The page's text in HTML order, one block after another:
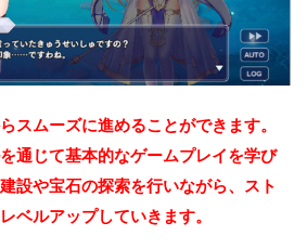
スムーズに進めることができます。
通じて基本的なゲームプレイを学び
設や宝石の探索を行いながら、スト
ベルアップしていきます。